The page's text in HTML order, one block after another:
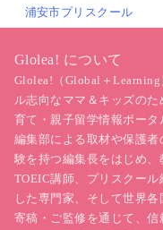
浦安市プリスクール
Glolea! について
Glolea!（Global＋
ル志向なママ＆キッズの
育て・親子留学情報ポータ
編集部による取材や保護
験を持つ編集長をはじめ、
TOEIC講師、プリスクー
した専門家、そして世界
寄稿・ご監修を通じて、